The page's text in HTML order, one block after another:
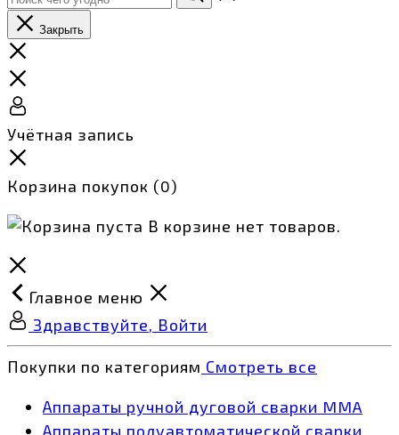
Закрыть
Учётная запись
Корзина покупок (0)
В корзине нет товаров.
Главное меню
Здравствуйте, Войти
Покупки по категориям Смотреть все
Аппараты ручной дуговой сварки MMA
Аппараты полуавтоматической сварки